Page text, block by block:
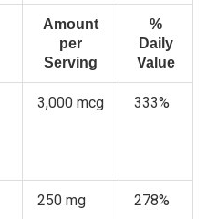
Amount
per
Serving
%
Daily
Value
3,000 mcg 333%
250 mg 278%